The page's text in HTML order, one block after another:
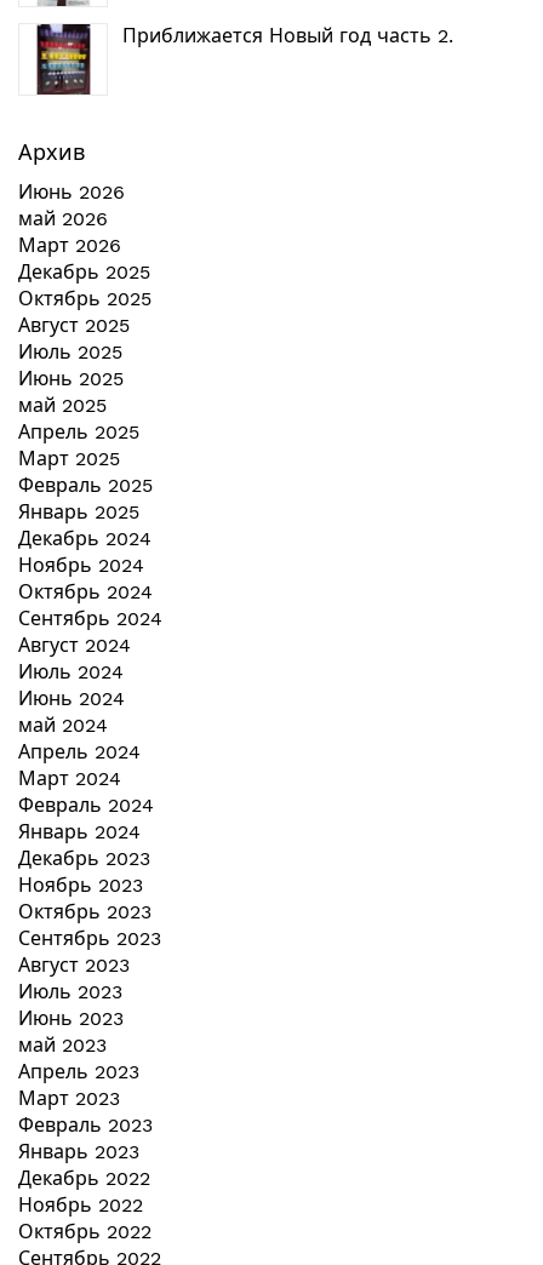
Приближается Новый год часть 2.
Архив
Июнь 2026
май 2026
Март 2026
Декабрь 2025
Октябрь 2025
Август 2025
Июль 2025
Июнь 2025
май 2025
Апрель 2025
Март 2025
Февраль 2025
Январь 2025
Декабрь 2024
Ноябрь 2024
Октябрь 2024
Сентябрь 2024
Август 2024
Июль 2024
Июнь 2024
май 2024
Апрель 2024
Март 2024
Февраль 2024
Январь 2024
Декабрь 2023
Ноябрь 2023
Октябрь 2023
Сентябрь 2023
Август 2023
Июль 2023
Июнь 2023
май 2023
Апрель 2023
Март 2023
Февраль 2023
Январь 2023
Декабрь 2022
Ноябрь 2022
Октябрь 2022
Сентябрь 2022